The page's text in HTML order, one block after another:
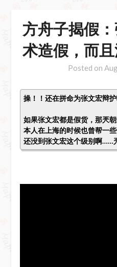
方舟子揭假
术造假，而
Posted on
操！！还在拼命为张文宏辩
如果张文宏都是假货，那兲
本人在上海的时候也曾帮一
还没到张文宏这个级别啊……